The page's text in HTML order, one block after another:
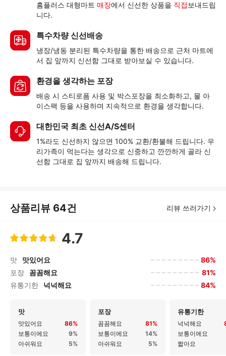
홈플러스 대형마트 매장에서 신선한 상품을 직접 보내드립
니다.
특수차량 신선배송
냉장/냉동 분리된 특수차량을 통한 배송으로 근처 마트에
서 집 앞까지 신선함 그대로 받아보실 수 있습니다.
환경을 생각하는 포장
배송 시 스티로폼 사용 및 박스포장을 최소화하고, 물 아
이스팩 등을 사용하며 지속적으로 환경을 생각합니다.
대한민국 최초 신선A/S센터
1%라도 신선하지 않으면 100% 교환/환불해 드립니다. 우
리가족이 먹는다는 생각으로 신중하고 깐깐하게 골라 신
선함 그대로 집 앞까지 배송해 드립니다.
상품리뷰 64건 리뷰 쓰러가기
4.7
맛 맛있어요
86%
포장
꼼꼼해요
81%
유통기한
넉넉해요 84%
맛
맛있어요
86%
보통이에요
9%
아쉬워요
5%
포장
꼼꼼해요
81%
보통이에요
14%
아쉬워요
5%
유통기한
넉넉해요
보통이에요
짧아요